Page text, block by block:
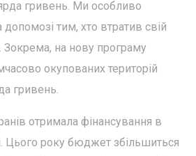
гривень. Ми особливо
тим, хто втратив свій
Зокрема, на нову програму
окупованих територій
гривень.
отримала фінансування в
Цього року бюджет збільшиться